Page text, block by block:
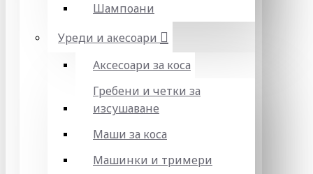
Шампоани
Уреди и акесоари
Аксесоари за коса
Гребени и четки за
изсушаване
Маши за коса
Машинки и тримери